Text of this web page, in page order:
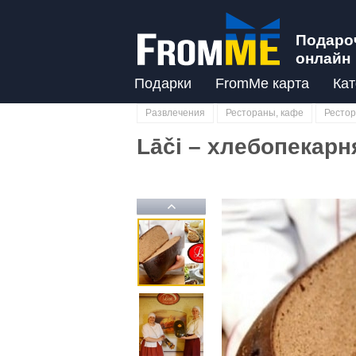
онлайн
Подарки FromMe карта
Развлечения Рестораны, кафе
Lāči –
Previous
Previous